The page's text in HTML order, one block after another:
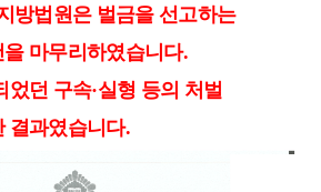
방법원은 벌금을 선고하는
마무리하였습니다.
던 구속·실형 등의 처벌
결과였습니다.